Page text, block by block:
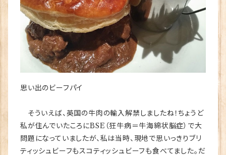
思い出のビーフパイ
そういえば、英国の牛肉の輸入解禁しましたね！ちょうど
私が住んでいたころにBSE（狂牛病＝牛海綿状脳症）で大
問題になっていましたが、私は当時、現地で思いっきりブリ
ティッシュビーフもスコティッシュビーフも食べてました。だ